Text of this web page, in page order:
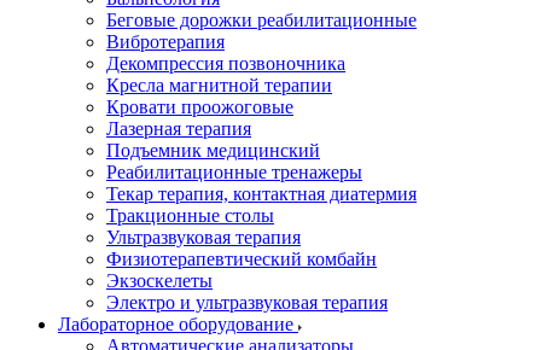
Беговые дорожки реабилитационные
Вибротерапия
Декомпрессия позвоночника
Кресла магнитной терапии
Кровати проожоговые
Лазерная терапия
Подъемник медицинский
Реабилитационные тренажеры
Текар терапия, контактная диатермия
Тракционные столы
Ультразвуковая терапия
Физиотерапевтический комбайн
Экзоскелеты
Электро и ультразвуковая терапия
Лабораторное оборудование
Автоматические анализаторы